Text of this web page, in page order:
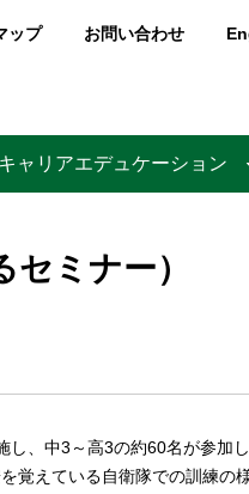
ップ お問い合わせ
キャリアエデュケーション
ミナー）
し、中3～高3の約60名が参加
覚えている自衛隊での訓練の様